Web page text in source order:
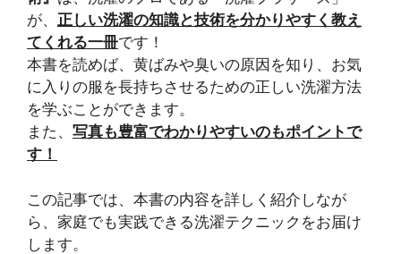
が、 正しい洗濯の知識と技術を分かりやすく教え
てくれる一冊です！
本書を読めば、黄ばみや臭いの原因を知り、お気
に入りの服を長持ちさせるための正しい洗濯方法
を学ぶことができます。
また、 写真も豊富でわかりやすいのもポイントで
す！
この記事では、本書の内容を詳しく紹介しなが
ら、家庭でも実践できる洗濯テクニックをお届け
します。